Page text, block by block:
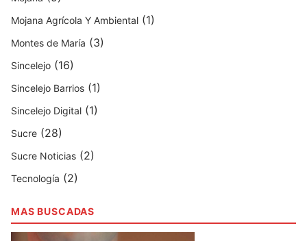
Mojana Agrícola Y Ambiental (1)
Montes de María (3)
Sincelejo (16)
Sincelejo Barrios (1)
Sincelejo Digital (1)
Sucre (28)
Sucre Noticias (2)
Tecnología (2)
MAS BUSCADAS